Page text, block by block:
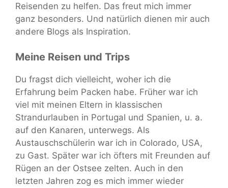
Reisenden zu helfen. Das freut mich immer
ganz besonders. Und natürlich dienen mir auch
andere Blogs als Inspiration.
Meine Reisen und Trips
Du fragst dich vielleicht, woher ich die
Erfahrung beim Packen habe. Früher war ich
viel mit meinen Eltern in klassischen
Strandurlauben in Portugal und Spanien, u. a.
auf den Kanaren, unterwegs. Als
Austauschschülerin war ich in Colorado, USA,
zu Gast. Später war ich öfters mit Freunden auf
Rügen an der Ostsee zelten. Auch in den
letzten Jahren zog es mich immer wieder